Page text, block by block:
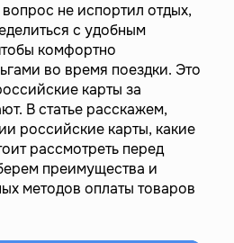
не испортил отдых,
с удобным
комфортно
во время поездки. Это
карты за
В статье расскажем,
российские карты, какие
рассмотреть перед
преимущества и
методов оплаты товаров